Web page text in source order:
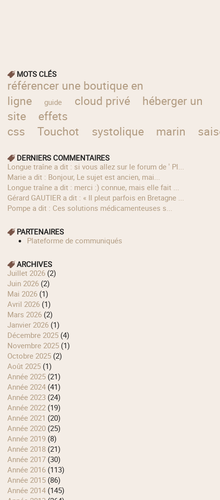
MOTS CLÉS
référencer une boutique en
ligne
guide cloud privé
héberger un
site
effets
css
Touchot systolique marin
DERNIERS COMMENTAIRES
longue traîne a dit : si vous allez sur le forum de ' Pl...
Marie a dit : Bonjour, Le sujet est ancien, mai...
longue traîne a dit : merci :) connue, mais elle fait ...
Gérard GAUTIER a dit : « Il pleut parfois en Bretagne ...
Pompe a dit : Ces solutions médicamenteuses s...
PARTENAIRES
Plateforme de communiqués
ARCHIVES
juillet 2026 (2)
juin 2026 (2)
mai 2026 (1)
avril 2026 (1)
mars 2026 (2)
janvier 2026 (1)
décembre 2025 (4)
novembre 2025 (1)
octobre 2025 (2)
août 2025 (1)
année 2025 (21)
année 2024 (41)
année 2023 (24)
année 2022 (19)
année 2021 (20)
année 2020 (25)
année 2019 (8)
année 2018 (21)
année 2017 (30)
année 2016 (113)
année 2015 (86)
année 2014 (145)